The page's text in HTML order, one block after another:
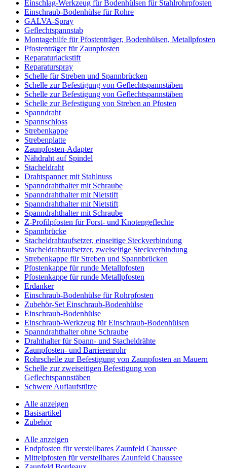
Einschlag-Werkzeug für Bodenhülsen für Stahlrohrpfosten
Einschraub-Bodenhülse für Rohre
GALVA-Spray
Geflechtspannstab
Montagehilfe für Pfostenträger, Bodenhülsen, Metallpfosten
Pfostenträger für Zaunpfosten
Reparaturlackstift
Reparaturspray
Schelle für Streben und Spannbrücken
Schelle zur Befestigung von Geflechtspannstäben
Schelle zur Befestigung von Geflechtspannstäben
Schelle zur Befestigung von Streben an Pfosten
Spanndraht
Spannschloss
Strebenkappe
Strebenplatte
Zaunpfosten-Adapter
Nähdraht auf Spindel
Stacheldraht
Drahtspanner mit Stahlnuss
Spanndrahthalter mit Schraube
Spanndrahthalter mit Nietstift
Spanndrahthalter mit Nietstift
Spanndrahthalter mit Schraube
Z-Profilpfosten für Forst- und Knotengeflechte
Spannbrücke
Stacheldrahtaufsetzer, einseitige Steckverbindung
Stacheldrahtaufsetzer, zweiseitige Steckverbindung
Strebenkappe für Streben und Spannbrücken
Pfostenkappe für runde Metallpfosten
Pfostenkappe für runde Metallpfosten
Erdanker
Einschraub-Bodenhülse für Rohrpfosten
Zubehör-Set Einschraub-Bodenhülse
Einschraub-Bodenhülse
Einschraub-Werkzeug für Einschraub-Bodenhülsen
Spanndrahthalter ohne Schraube
Drahthalter für Spann- und Stacheldrähte
Zaunpfosten- und Barrierenrohr
Rohrschelle zur Befestigung von Zaunpfosten an Mauern
Schelle zur zweiseitigen Befestigung von
Geflechtspannstäben
Schwere Auflaufstütze
Alle anzeigen
Basisartikel
Zubehör
Alle anzeigen
Endpfosten für verstellbares Zaunfeld Chaussee
Mittelpfosten für verstellbares Zaunfeld Chaussee